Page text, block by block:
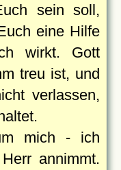
sein soll,
eine Hilfe
wirkt. Gott
treu ist, und
verlassen,
mich - ich
annimmt.